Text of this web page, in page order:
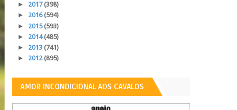
► 2017(398)
► 2016(594)
► 2015(593)
► 2014(485)
► 2013 (741)
► 2012(895)
AMOR INCONDICIONAL AOS CAVALOS